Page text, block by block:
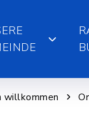
willkommen